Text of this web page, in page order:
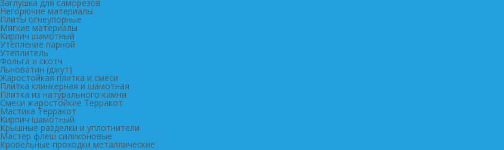
Заглушка для саморезов
Негорючие материалы
Плиты огнеупорные
Мягкие материалы
Кирпич шамотный
Утепление парной
Утеплитель
Фольга и скотч
Льноватин (джут)
Жаростойкая плитка и смеси
Плитка клинкерная и шамотная
Плитка из натурального камня
Смеси жаростойкие Терракот
Мастика Терракот
Кирпич шамотный
Крышные разделки и уплотнители
Мастер флеш силиконовые
Кровельные проходки металлические